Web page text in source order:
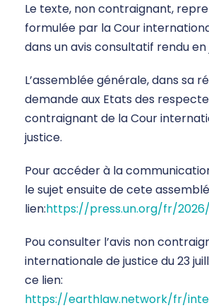
Le texte, non contraignant,
formulée par la Cour
dans un avis consultatif rendu en
L’assemblée générale, dans sa
demande aux Etats des
contraignant de la Cour
justice.
Pour accéder à la
le sujet ensuite de cete
lien:https://press.un.org/fr/
Pou consulter l’avis non
internationale de justice du 23
ce lien:
https://earthlaw.network/fr/